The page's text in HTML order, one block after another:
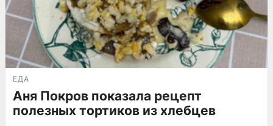
ЕДА
Аня Покров показала рецепт
полезных тортиков из хлебцев